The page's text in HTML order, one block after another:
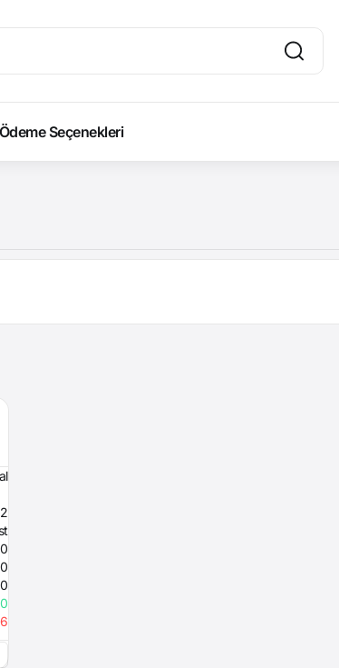
Seçenekleri